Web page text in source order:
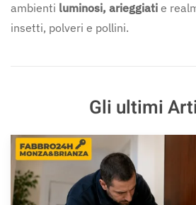
ambienti luminosi, arieggiati e
insetti, polveri e pollini.
Gli ultimi